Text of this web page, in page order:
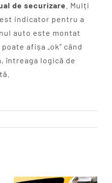
de securizare
. Mulți
indicator pentru a
auto este montat
afișa „ok” când
întreaga logică de